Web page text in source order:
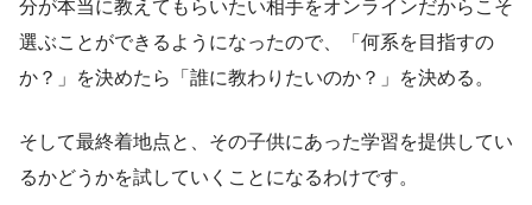
分が本当に教えてもらいたい相手をオンラインだからこそ
選ぶことができるようになったので、「何系を目指すの
か？」を決めたら「誰に教わりたいのか？」を決める。
そして最終着地点と、その子供にあった学習を提供してい
るかどうかを試していくことになるわけです。